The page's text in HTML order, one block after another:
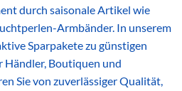
durch saisonale Artikel wie
Armbänder. In unserem
Sparpakete zu günstigen
Händler, Boutiquen und
Sie von zuverlässiger Qualität,